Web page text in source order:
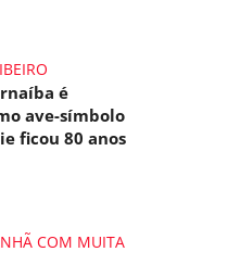
é
ave-símbolo
ficou 80 anos
COM MUITA